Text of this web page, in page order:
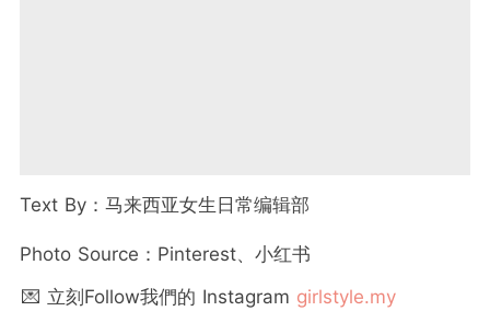
Text By：马来西亚女生日常编辑部
Photo Source：Pinterest、小红书
💌 立刻Follow我們的 Instagram girlstyle.my